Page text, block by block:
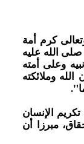
كرم أمة
صلى الله عليه
وعلى أمته
وملائكته
الإنسان
مبرزا أن